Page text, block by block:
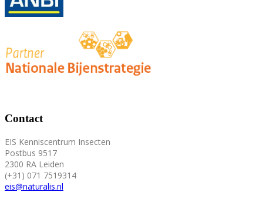
Contact
EIS Kenniscentrum Insecten
Postbus 9517
2300 RA Leiden
(+31) 071 7519314
eis@naturalis.nl